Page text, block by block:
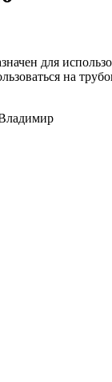
для
на